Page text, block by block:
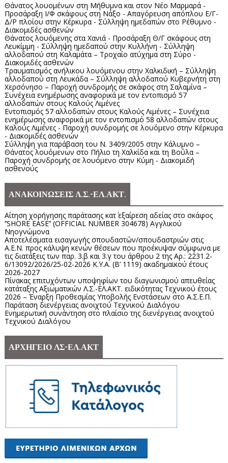
Θάνατος λουομένων στη Μήθυμνα και στον Νέο Μαρμαρά -
Προσάραξη Ι/Φ σκάφους στη Νάξο - Απαγόρευση απόπλου Ε/Γ-
Δ/Ρ πλοίου στην Κέρκυρα - Σύλληψη ημεδαπών στο Ρέθυμνο -
Διακομιδές ασθενών
Θάνατος λουόμενης στα Χανιά - Προσάραξη Θ/Γ σκάφους στη
Λευκίμμη - Σύλληψη ημεδαπού στην Κυλλήνη - Σύλληψη
αλλοδαπού στη Καλαμάτα – Τροχαίο ατύχημα στη Σύρο -
Διακομιδές ασθενών
Τραυματισμός ανήλικου λουόμενου στην Χαλκιδική – Σύλληψη
αλλοδαπού στη Λευκάδα – Σύλληψη αλλοδαπού Κυβερνήτη στη
Χερσόνησο – Παροχή συνδρομής σε σκάφος στη Σαλαμίνα –
Συνέχεια ενημέρωσης αναφορικά με τον εντοπισμό 57
αλλοδαπών στους Καλούς Λιμένες
Εντοπισμός 57 αλλοδαπών στους Καλούς Λιμένες – Συνέχεια
ενημέρωσης αναφορικά με τον εντοπισμό 58 αλλοδαπών στους
Καλούς Λιμένες - Παροχή συνδρομής σε λουόμενο στην Κέρκυρα
- Διακομιδές ασθενών
Σύλληψη για παράβαση του Ν. 3409/2005 στην Κάλυμνο –
Θάνατος λουόμενων στο Πήλιο τη Χαλκίδα και τη Βούλα –
Παροχή συνδρομής σε λουόμενο στην Κύμη - Διακομιδή
ασθενούς
ΑΝΑΚΟΙΝΩΣΕΙΣ Λ.Σ.-ΕΛ.ΑΚΤ.
Αίτηση χορήγησης παράτασης κατ΄ εξαίρεση αδείας στο σκάφος
‘’SHORE EASE’’ (OFFICIAL NUMBER 304678) Αγγλικού
Νηογνώμονα
Αποτελέσματα εισαγωγής σπουδαστών/σπουδαστριών στις
Α.Ε.Ν. προς κάλυψη κενών θέσεων που προέκυψαν σύμφωνα με
τις διατάξεις των παρ. 3.β και 3.γ του άρθρου 2 της Αρ.: 2231.2-
6/13092/2026/25-02-2026 Κ.Υ.Α. (Β’ 1119) ακαδημαϊκού έτους
2026-2027
Πίνακας επιτυχόντων υποψηφίων του διαγωνισμού απευθείας
κατάταξης Αξιωματικών Λ.Σ.-ΕΛ.ΑΚΤ. ειδικότητας Τεχνικού έτους
2026 – Έναρξη Προθεσμίας Υποβολής Ενστάσεων στο Α.Σ.Ε.Π.
Παράταση διενέργειας ανοιχτού Τεχνικού Διαλόγου
Ενημερωτική συνάντηση στο πλαίσιο της διενέργειας ανοιχτού
Τεχνικού Διαλόγου
ΑΡΧΗΓΕΙΟ ΛΣ-ΕΛ.ΑΚΤ